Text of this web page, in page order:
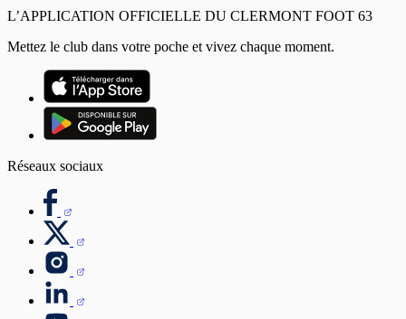
L’APPLICATION OFFICIELLE DU CLERMONT FOOT 63
Mettez le club dans votre poche et vivez chaque moment.
Réseaux sociaux